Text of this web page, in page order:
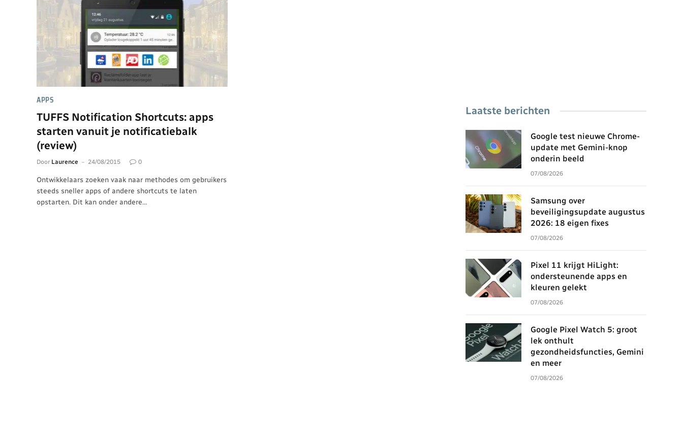
APPS
TUFFS Notification Shortcuts: apps
starten vanuit je notificatiebalk
(review)
Door Laurence 24/08/2015 0
Ontwikkelaars zoeken vaak naar methodes om gebruikers
steeds sneller apps of andere shortcuts te laten
opstarten. Dit kan onder andere…
Laatste berichten
Google test nieuwe Chrome-
update met Gemini-knop
onderin beeld
07/08/2026
Samsung over
beveiligingsupdate augustus
2026: 18 eigen fixes
07/08/2026
Pixel 11 krijgt HiLight:
ondersteunende apps en
kleuren gelekt
07/08/2026
Google Pixel Watch 5: groot
lek onthult
gezondheidsfuncties, Gemini
en meer
07/08/2026